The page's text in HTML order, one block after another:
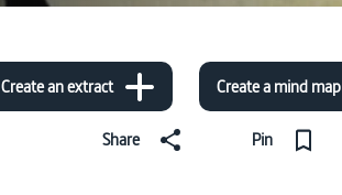
Create an extract Create a mind map
Share Pin